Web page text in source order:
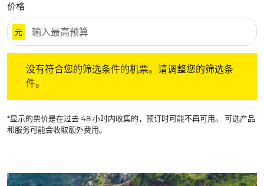
价格
元
没有符合您的筛选条件的机票。请调整您的筛选条
件。
*显示的票价是在过去 48 小时内收集的，预订时可能不再可用。 可选产品
和服务可能会收取额外费用。